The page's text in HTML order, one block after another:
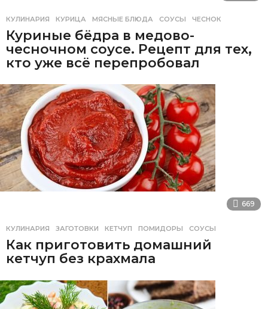
КУЛИНАРИЯ КУРИЦА ,МЯСНЫЕ БЛЮДА ,СОУСЫ ,ЧЕСНОК
Куриные бёдра в медово-
чесночном соусе. Рецепт для тех,
кто уже всё перепробовал
669
КУЛИНАРИЯ ЗАГОТОВКИ ,КЕТЧУП ,ПОМИДОРЫ ,СОУСЫ
Как приготовить домашний
кетчуп без крахмала